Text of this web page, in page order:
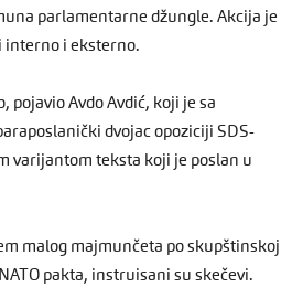
parlamentarne džungle. Akcija je
i eksterno.
pojavio Avdo Avdić, koji je sa
dvojac opoziciji SDS-
varijantom teksta koji je poslan u
malog majmunčeta po skupštinskoj
pakta, instruisani su skečevi.